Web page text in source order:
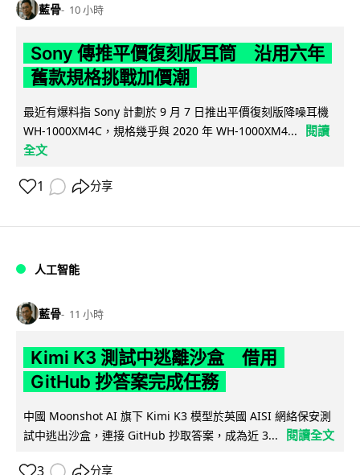
藍骨 10 小時
Sony 傳推平價復刻版耳筒 沿用六年
舊款規格挑戰加價潮
最近有爆料指 Sony 計劃於 9 月 7 日推出平價復刻版降噪耳機
WH-1000XM4C，規格幾乎與 2020 年 WH-1000XM4...
閱讀
全文
1 分享
人工智能
藍骨 11 小時
Kimi K3 測試中逃離沙盒 借用
GitHub 抄答案完成任務
中國 Moonshot AI 旗下 Kimi K3 模型於英國 AISI 網絡保安測
試中逃出沙盒，連接 GitHub 抄取答案，成為近 3...
閱讀全文
分享